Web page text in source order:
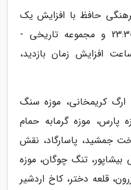
حافظ با افزایش یک
ساعت زمان بازدید، ساعت 23:30 و مجموعه تاریخی -
افزایش زمان بازدید،
ارگ کریمخانی، موزه سنگ
موزه گرمابه حمام
جمشید، پاسارگاد، نقش
تنگ چوگان، موزه
قلعه دختر، کاخ اردشیر